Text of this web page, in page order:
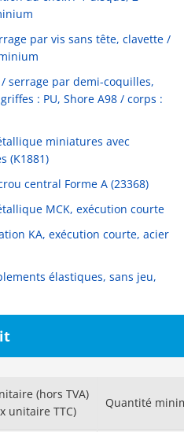
par vis sans tête, clavette /
serrage par demi-coquilles,
: PU, Shore A98 / corps :
miniatures avec
(K1881)
central Forme A (23368)
MCK, exécution courte
KA, exécution courte, acier
élastiques, sans jeu,
(hors TVA)
unitaire TTC)
Quantité